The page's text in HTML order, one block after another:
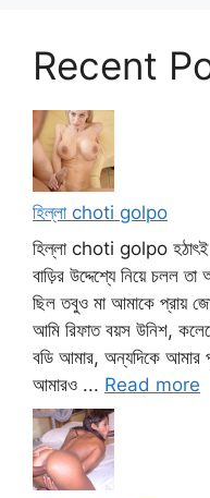
Recent
হিল্লা choti golpo
হিল্লা choti golpo হঠাৎই
বাড়ির উদ্দেশ্যে নিয়ে চলল
ছিল তবুও মা আমাকে প্রায়
আমি রিফাত বয়স উনিশ,
বডি আমার, অন্যদিকে আমার
আমারও ... Read more